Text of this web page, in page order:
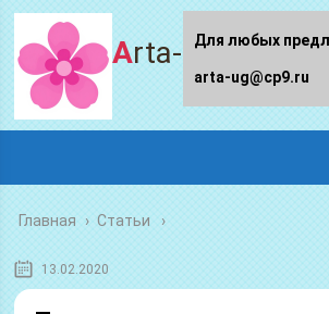
Arta-ug.ru
Главная › Статьи
13.02.2020
Для любых
arta-ug@cp9.ru